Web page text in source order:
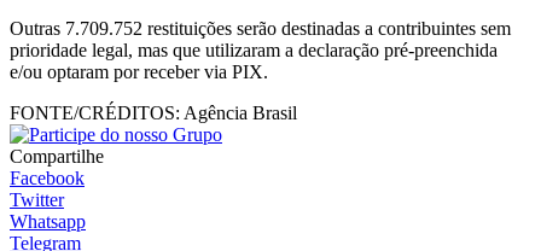
Outras 7.709.752 restituições serão destinadas a contribuintes sem
prioridade legal, mas que utilizaram a declaração pré-preenchida
e/ou optaram por receber via PIX.
FONTE/CRÉDITOS: Agência Brasil
Compartilhe
Facebook
Twitter
Whatsapp
Telegram